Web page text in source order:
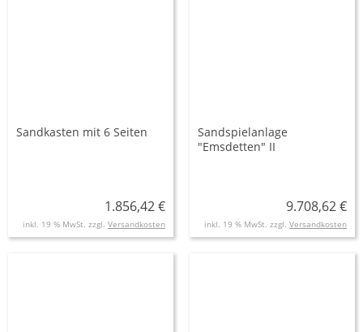
Sandkasten mit 6 Seiten
1.856,42 €
inkl. 19 % MwSt. zzgl. Versandkosten
Sandspielanlage
"Emsdetten" II
9.708,62 €
inkl. 19 % MwSt. zzgl. Versandkosten